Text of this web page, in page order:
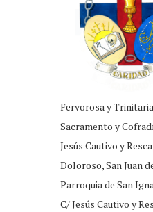
Fervorosa y
Sacramento y
Jesús Cautivo y
Doloroso, San Juan
Parroquia de San
C/ Jesús Cautivo y